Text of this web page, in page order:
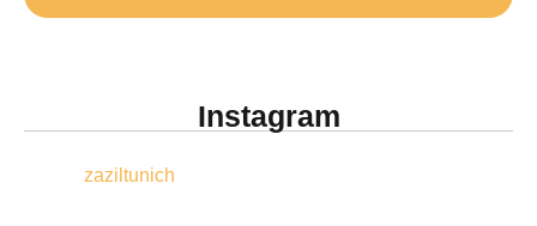
Instagram
zaziltunich